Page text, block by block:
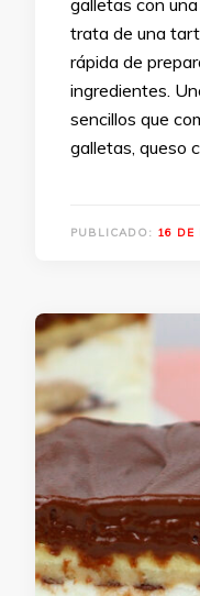
galletas con
trata de una
rápida de
ingredientes.
sencillos que
galletas, queso
PUBLICADO: 16 DE